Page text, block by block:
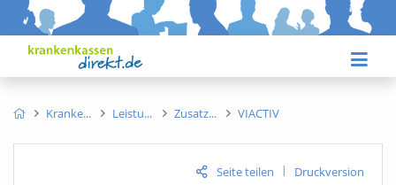
Kranke Leistu Zusatz VIACTIV
Seite teilen | Druckversion